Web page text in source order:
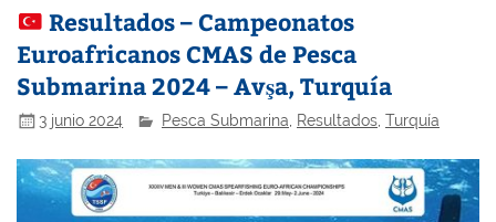
Resultados – Campeonatos
Euroafricanos CMAS de Pesca
Submarina 2024 – Avşa, Turquía
3 junio 2024 Pesca Submarina Resultados ,Turquía